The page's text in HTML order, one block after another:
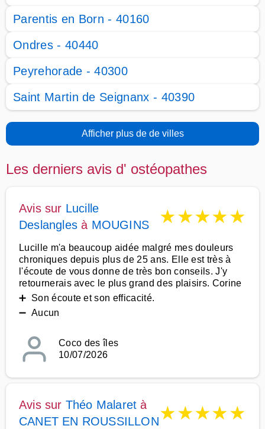
Parentis en Born - 40160
Ondres - 40440
Peyrehorade - 40300
Saint Martin de Seignanx - 40390
Afficher plus de de villes
Les derniers avis d' ostéopathes
Avis sur Lucille
Deslangles à MOUGINS ★★★★★
Lucille m'a beaucoup aidée malgré mes douleurs
chroniques depuis plus de 25 ans. Elle est très à
l'écoute de vous donne de très bon conseils. J'y
retournerais avec le plus grand des plaisirs. Corine
➕ Son écoute et son efficacité.
➖ Aucun
Coco des îles
10/07/2026
Avis sur Théo Malaret à
CANET EN ROUSSILLON★★★★★